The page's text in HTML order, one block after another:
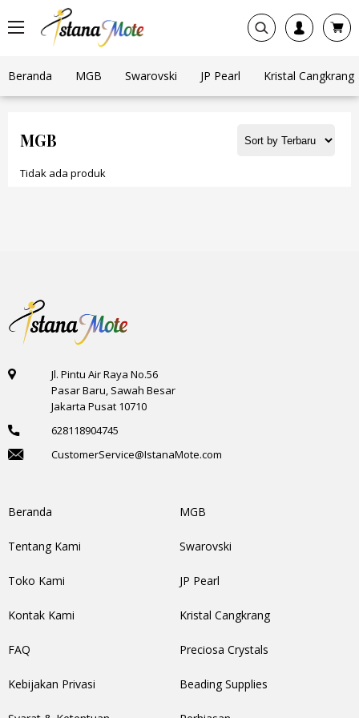
Beranda MGB Swarovski JP Pearl Kristal Cangkrang
MGB
Tidak ada produk
Jl. Pintu Air Raya No.56
Pasar Baru, Sawah Besar
Jakarta Pusat 10710
628118904745
CustomerService@IstanaMote.com
Beranda
Tentang Kami
Toko Kami
Kontak Kami
FAQ
Kebijakan Privasi
MGB
Swarovski
JP Pearl
Kristal Cangkrang
Preciosa Crystals
Beading Supplies